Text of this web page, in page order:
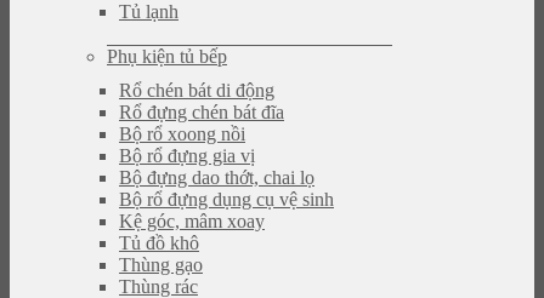
Tủ lạnh
Phụ kiện tủ bếp
Rổ chén bát di động
Rổ đựng chén bát đĩa
Bộ rổ xoong nồi
Bộ rổ đựng gia vị
Bộ đựng dao thớt, chai lọ
Bộ rổ đựng dụng cụ vệ sinh
Kệ góc, mâm xoay
Tủ đồ khô
Thùng gạo
Thùng rác